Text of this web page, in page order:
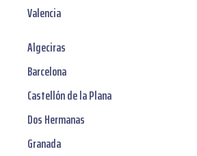
Valencia
Algeciras
Barcelona
Castellón de la Plana
Dos Hermanas
Granada